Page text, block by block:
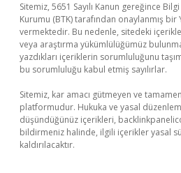
Sitemiz, 5651 Sayılı Kanun gereğince
Kurumu (BTK) tarafından onaylanmış bir
vermektedir. Bu nedenle, sitedeki
veya araştırma yükümlülüğümüz
yazdıkları içeriklerin sorumluluğunu
bu sorumluluğu kabul etmiş sayılırlar.
Sitemiz, kar amacı gütmeyen ve
platformudur. Hukuka ve yasal
düşündüğünüz içerikleri,
bildirmeniz halinde, ilgili içerikler yasal
kaldırılacaktır.